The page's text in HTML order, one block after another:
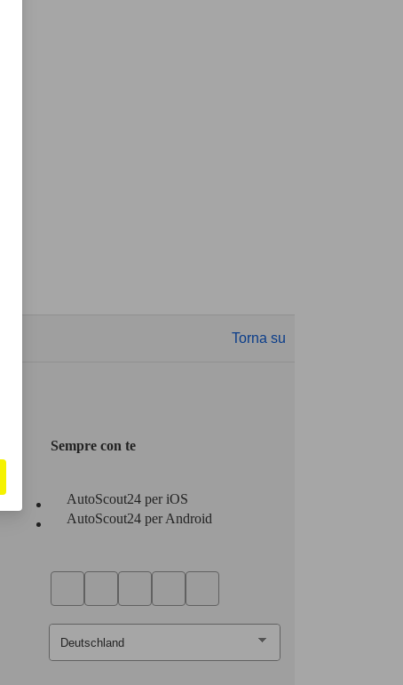
Torna su
Sempre con te
AutoScout24 per iOS
AutoScout24 per Android